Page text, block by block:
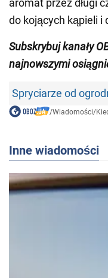
aromat przez długi
do kojących kąpieli i
Subskrybuj kanały
najnowszymi
Spryciarze od
/Wiadomości/
Inne wiadomości